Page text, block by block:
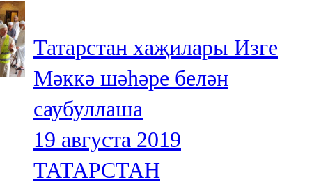
Татарстан хаҗилары Изге
Мәккә шәһәре белән
саубуллаша
19 августа 2019
ТАТАРСТАН